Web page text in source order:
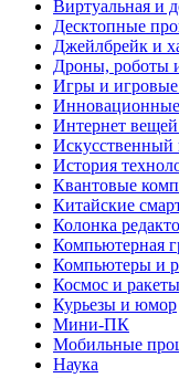
Виртуальная и
Десктопные
Джейлбрейк и
Дроны, роботы
Игры и игровые
Интернет
Искусственный
История
Квантовые
Китайские
Колонка
Компьютерная
Компьютеры и
Космос и ракеты
Курьезы и юмор
Мини-ПК
Мобильные
Наука